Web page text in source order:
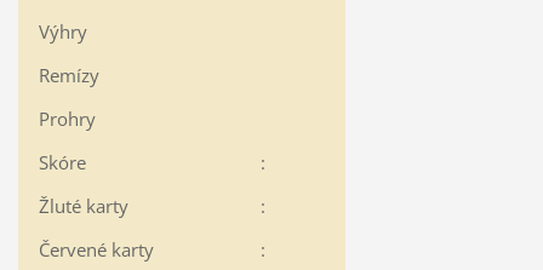
Výhry
Remízy
Prohry
Skóre
:
Žluté karty
:
Červené karty
: